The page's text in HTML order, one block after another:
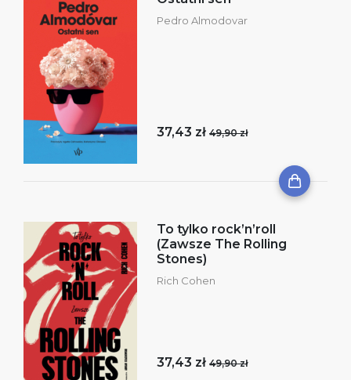
Pedro Almodovar
37,43 zł 49,90 zł
To tylko rock’n’roll
(Zawsze The Rolling
Stones)
Rich Cohen
37,43 zł 49,90 zł